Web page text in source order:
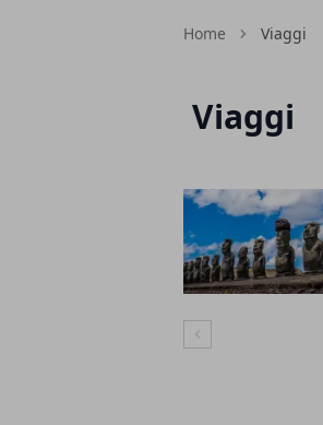
Home Viaggi
Viaggi
Articolo Precedente